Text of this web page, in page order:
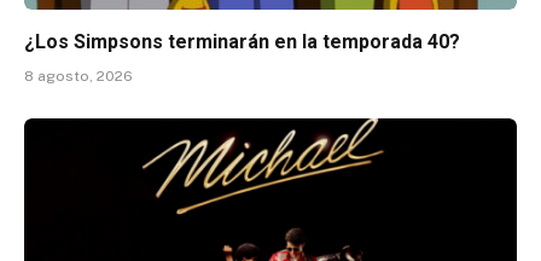
¿Los Simpsons terminarán en la temporada 40?
8 agosto, 2026